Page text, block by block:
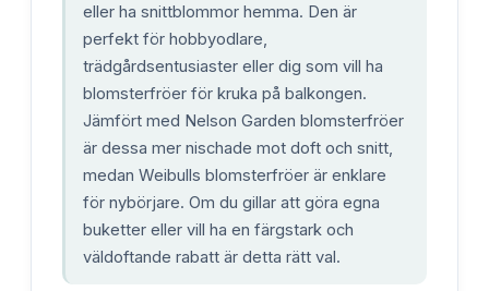
eller ha snittblommor hemma. Den är
perfekt för hobbyodlare,
trädgårdsentusiaster eller dig som vill ha
blomsterfröer för kruka på balkongen.
Jämfört med Nelson Garden blomsterfröer
är dessa mer nischade mot doft och snitt,
medan Weibulls blomsterfröer är enklare
för nybörjare. Om du gillar att göra egna
buketter eller vill ha en färgstark och
väldoftande rabatt är detta rätt val.